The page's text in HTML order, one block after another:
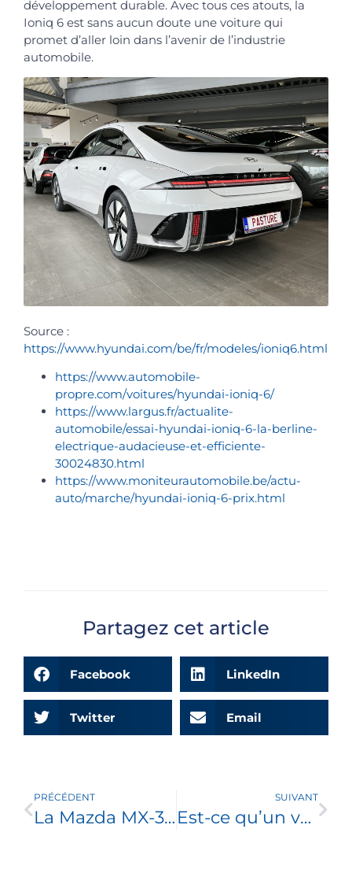
développement durable. Avec tous ces atouts, la
Ioniq 6 est sans aucun doute une voiture qui
promet d’aller loin dans l’avenir de l’industrie
automobile.
Source :
https://www.hyundai.com/be/fr/modeles/ioniq6.html
https://www.automobile-
propre.com/voitures/hyundai-ioniq-6/
https://www.largus.fr/actualite-
automobile/essai-hyundai-ioniq-6-la-berline-
electrique-audacieuse-et-efficiente-
30024830.html
https://www.moniteurautomobile.be/actu-
auto/marche/hyundai-ioniq-6-prix.html
Partagez cet article
Facebook LinkedIn
Twitter Email
PRÉCÉDENT
La Mazda MX-30 e-Skyactiv R-EV décroche cinq étoiles
SUIVANT
Est-ce qu’un véhicule Plug-In Hybrid est toujours intéressant ? Déductibilité fiscale